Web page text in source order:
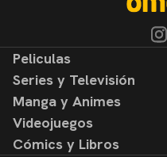
Peliculas
Noticias
Reseñas
Series y Televisión
Noticias
Reseñas
Manga y Animes
Noticias
Reseñas
Videojuegos
Noticias
Cómics y Libros